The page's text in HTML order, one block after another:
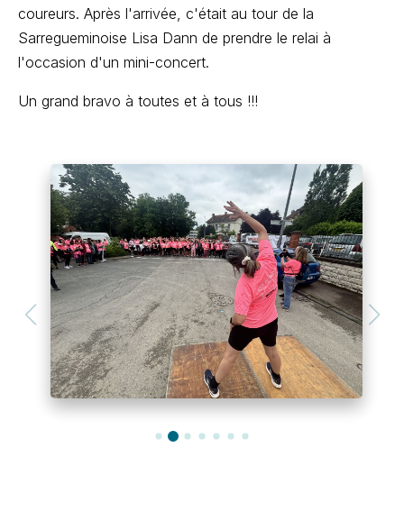
coureurs. Après l'arrivée, c'était au tour de la
Sarregueminoise Lisa Dann de prendre le relai à
l'occasion d'un mini-concert.
Un grand bravo à toutes et à tous !!!